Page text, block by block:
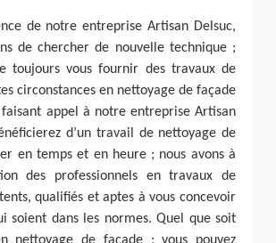
de notre entreprise Artisan Delsuc,
de chercher de nouvelle technique ;
toujours vous fournir des travaux de
circonstances en nettoyage de façade
faisant appel à notre entreprise Artisan
d’un travail de nettoyage de
en temps et en heure ; nous avons à
des professionnels en travaux de
qualifiés et aptes à vous concevoir
soient dans les normes. Quel que soit